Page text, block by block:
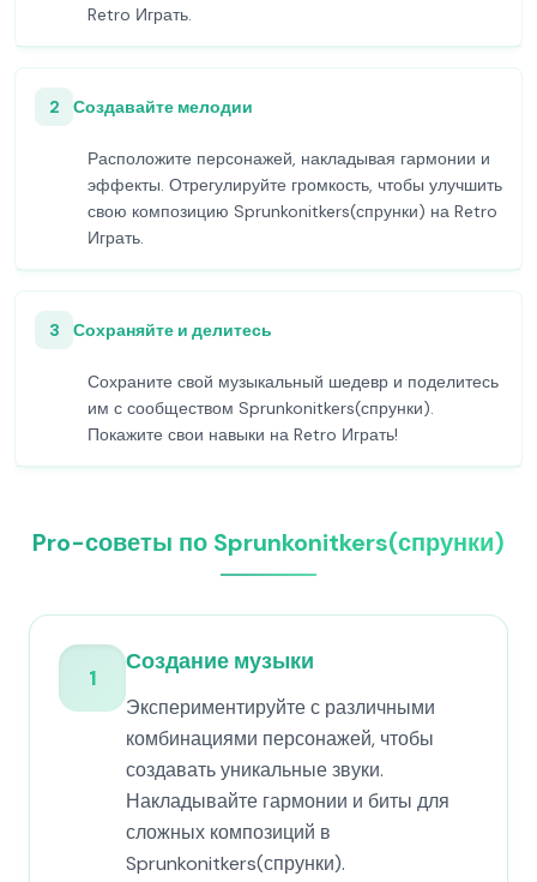
Retro Играть.
2 Создавайте мелодии
Расположите персонажей, накладывая гармонии и
эффекты. Отрегулируйте громкость, чтобы улучшить
свою композицию Sprunkonitkers(спрунки) на Retro
Играть.
3 Сохраняйте и делитесь
Сохраните свой музыкальный шедевр и поделитесь
им с сообществом Sprunkonitkers(спрунки).
Покажите свои навыки на Retro Играть!
Pro-советы по Sprunkonitkers(спрунки)
1
Создание музыки
Экспериментируйте с различными
комбинациями персонажей, чтобы
создавать уникальные звуки.
Накладывайте гармонии и биты для
сложных композиций в
Sprunkonitkers(спрунки).